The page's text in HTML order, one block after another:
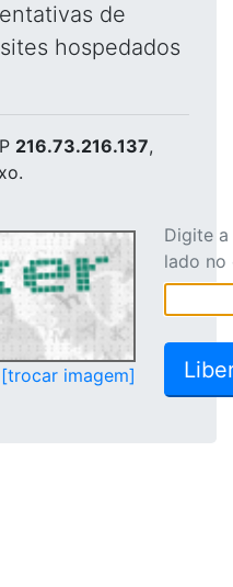
de
hospedados
216.73.216.137,
[trocar imagem]
Digite
lado no